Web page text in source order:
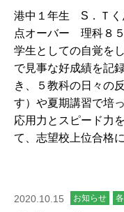
港中１年生 S．Ｔ
点オーバー 理科８
学生としての自覚を
で見事な好成績を記
き、５教科の日々の
す）や夏期講習で培
応用力とスピード力
て、志望校上位合格
2020.10.15 お知らせ